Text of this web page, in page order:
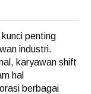
penting
industri.
karyawan shift
hal
berbagai